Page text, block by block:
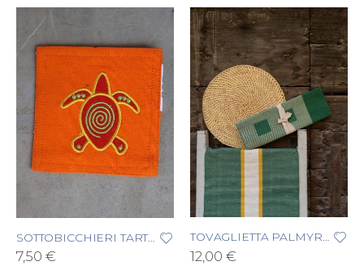
SOTTOBICCHIERI TARTARUGA
7,50 €
TOVAGLIETTA PALMYRAH
12,00 €